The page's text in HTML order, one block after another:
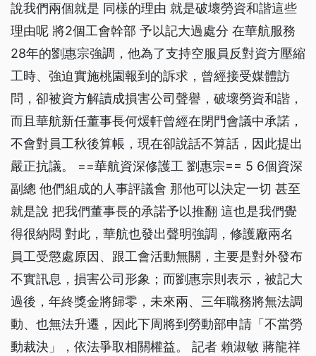
說我們兩個就是 同樣的理由 就是破壞勞資和諧這些
理由呢 將2個工會幹部 予以記大過處分 在華航服務
28年的劉惠宗強調，他為了支持空服員反對資方壓縮
工時、強迫實施桃園報到的訴求，曾經接受媒體訪
問，卻被資方解讀成損害公司聲譽，破壞勞資和諧，
而且華航新任董事長何煖軒曾經在閉門會議中承諾，
不會對員工秋後算帳，現在卻說話不算話，因此提出
嚴正抗議。 ==華航資深修護工 劉惠宗== 5 6個資深
副總 他們組成的人事評議會 那他可以決定一切 甚至
就是說 把我們董事長的承諾予以推翻 這也是我們覺
得很納悶 對此，華航也發出聲明強調，修護廠兩名
員工受懲處原因、跟工會活動無關，主要是對外發布
不實訊息，損害公司形象；而劉惠宗則表示，被記大
過後，年終獎金將歸零，未來兩、三年職務將無法調
動、也無法升遷，因此下周將到勞動部申請「不當勞
動裁決」，依法爭取相關權益。 記者 賴淑敏 蔣龍祥